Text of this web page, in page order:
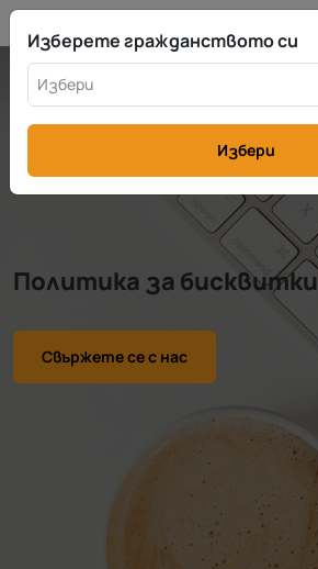
Политика за бисквитки
Свържете се с нас
Изберете гражданството си
Избери
Избери